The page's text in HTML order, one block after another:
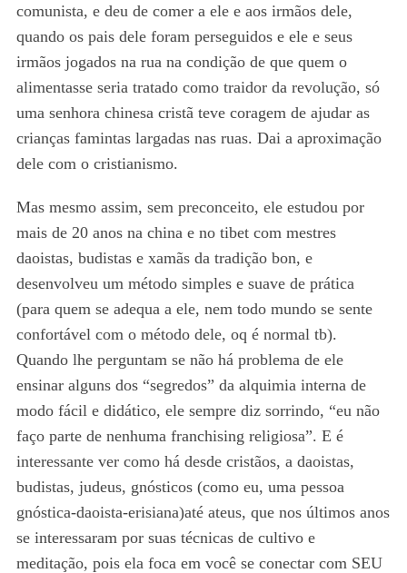
comunista, e deu de comer a ele e aos irmãos dele,
quando os pais dele foram perseguidos e ele e seus
irmãos jogados na rua na condição de que quem o
alimentasse seria tratado como traidor da revolução, só
uma senhora chinesa cristã teve coragem de ajudar as
crianças famintas largadas nas ruas. Dai a aproximação
dele com o cristianismo.
Mas mesmo assim, sem preconceito, ele estudou por
mais de 20 anos na china e no tibet com mestres
daoistas, budistas e xamãs da tradição bon, e
desenvolveu um método simples e suave de prática
(para quem se adequa a ele, nem todo mundo se sente
confortável com o método dele, oq é normal tb).
Quando lhe perguntam se não há problema de ele
ensinar alguns dos “segredos” da alquimia interna de
modo fácil e didático, ele sempre diz sorrindo, “eu não
faço parte de nenhuma franchising religiosa”. E é
interessante ver como há desde cristãos, a daoistas,
budistas, judeus, gnósticos (como eu, uma pessoa
gnóstica-daoista-erisiana)até ateus, que nos últimos anos
se interessaram por suas técnicas de cultivo e
meditação, pois ela foca em você se conectar com SEU